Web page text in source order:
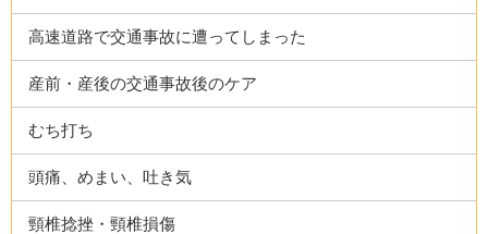
高速道路で交通事故に遭ってしまった
産前・産後の交通事故後のケア
むち打ち
頭痛、めまい、吐き気
頸椎捻挫・頸椎損傷